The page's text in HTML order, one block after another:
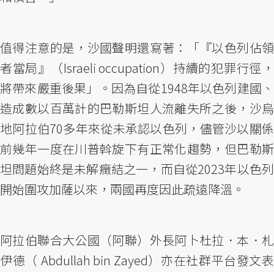
值得注意的是，沙國聲明還寫著：「『以色列佔領
者當局』（Israeli occupation）持續的犯罪行徑，
將帶來嚴重後果」。因為自從1948年以色列建國、
造成數以百萬計的巴勒斯坦人流離失所之後，沙烏
地阿拉伯70多年來從未承認以色列，儘管沙以關係
前幾年一度在川普斡旋下有正常化趨勢，但巴勒斯
坦問題始終是未解癥結之一，而自從2023年以色列
開始圍攻加薩以來，兩國再度因此疏遠降溫。
阿拉伯聯合大公國（阿聯）外長阿卜杜拉．本．札
伊德（ Abdullah bin Zayed）亦在社群平台發文表